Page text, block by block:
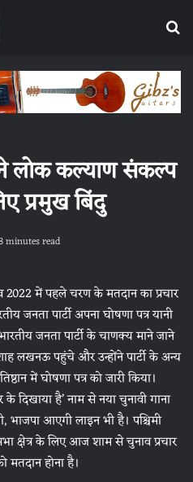
लोक कल्याण संकल्प
प्रमुख बिंदु
minutes read
2022 में पहले चरण के मतदान का प्रचार
जनता पार्टी अपना घोषणा पत्र यानी
जनता पार्टी के चाणक्य माने जाने
लखनऊ पहुंचे और उन्होंने पार्टी के अन्य
में घोषणा पत्र को जारी किया।
दिखाया है’ नाम से नया चुनावी गाना
भाजपा आएगी लाइन भी है। पश्चिमी
क्षेत्र के लिए आज शाम से चुनाव प्रचार
मतदान होना है।